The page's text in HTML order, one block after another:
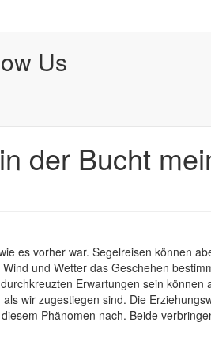
Us
der Bucht
es vorher war. Segelreisen können
und Wetter das Geschehen
Erwartungen sein
wir zugestiegen sind. Die
Phänomen nach. Beide